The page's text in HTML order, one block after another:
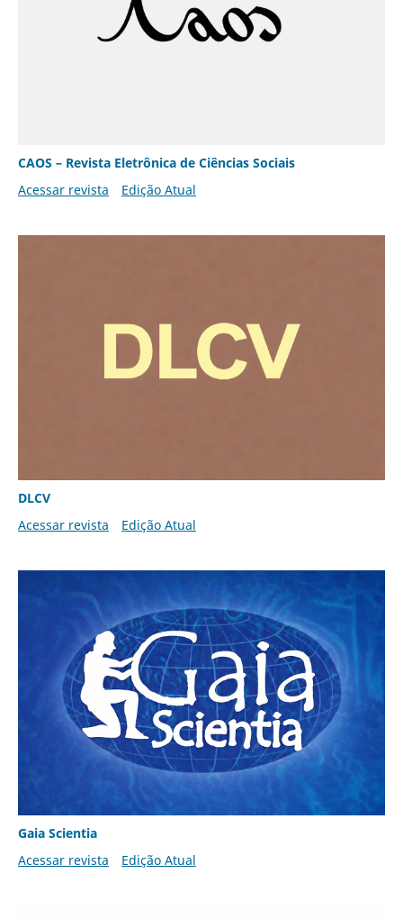
CAOS – Revista Eletrônica de Ciências Sociais
Acessar revista
Edição Atual
DLCV
Acessar revista
Edição Atual
Gaia Scientia
Acessar revista
Edição Atual